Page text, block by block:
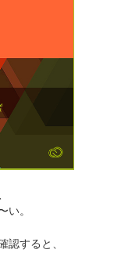
い。
認すると、